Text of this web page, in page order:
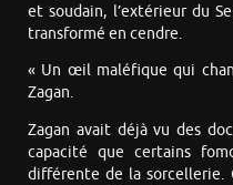
et soudain, l’extérieur du
transformé en cendre.
« Un œil maléfique qui
Zagan.
Zagan avait déjà vu des
capacité que certains
différente de la sorcellerie.